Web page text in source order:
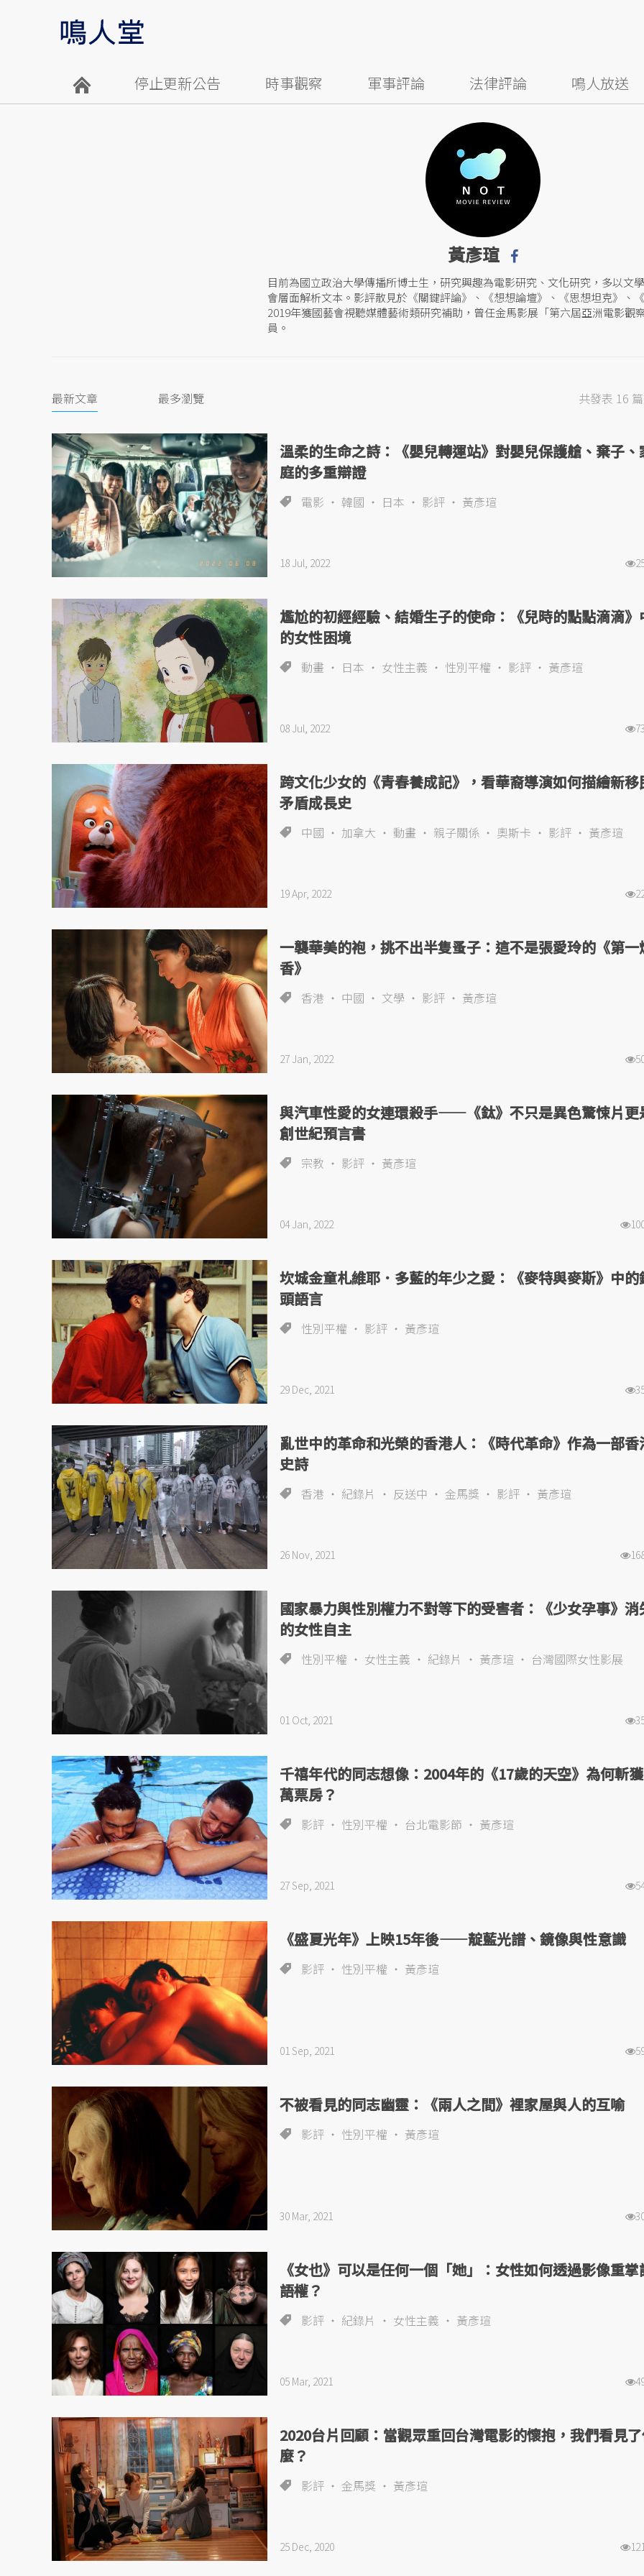
停止更新公告 時事觀察 軍事評論 法律評論 鳴人放送
黃彥瑄
目前為國立政治大學傳播所博士生，研究興趣為電影研究、文化研究，多以文
會層面解析文本。影評散見於《關鍵評論》、《想想論壇》、《思想坦克》、
2019年獲國藝會視聽媒體藝術類研究補助，曾任金馬影展「第六屆亞洲電影觀
員。
共發表 16
最新文章 最多瀏覽
溫柔的生命之詩：《嬰兒轉運站》對嬰兒保護艙、棄子、
庭的多重辯證
電影 韓國 日本 影評 黃彥瑄
18 Jul, 2022
尷尬的初經經驗、結婚生子的使命：《兒時的點點滴滴》
的女性困境
動畫 日本 女性主義 性別平權 影評 黃彥瑄
08 Jul, 2022
跨文化少女的《青春養成記》，看華裔導演如何描繪新移
矛盾成長史
中國 加拿大 動畫 親子關係 奧斯卡 影評 黃彥瑄
19 Apr, 2022
一襲華美的袍，挑不出半隻蚤子：這不是張愛玲的《第一
香》
香港 中國 文學 影評 黃彥瑄
27 Jan, 2022
與汽車性愛的女連環殺手——《鈦》不只是異色驚悚片更
創世紀預言書
宗教 影評 黃彥瑄
04 Jan, 2022
坎城金童札維耶．多藍的年少之愛：《麥特與麥斯》中的
頭語言
性別平權 影評 黃彥瑄
29 Dec, 2021
亂世中的革命和光榮的香港人：《時代革命》作為一部香
史詩
香港 紀錄片 反送中 金馬獎 影評 黃彥瑄
26 Nov, 2021
國家暴力與性別權力不對等下的受害者：《少女孕事》消
的女性自主
性別平權 女性主義 紀錄片 黃彥瑄 台灣國際女性影展
01 Oct, 2021
千禧年代的同志想像：2004年的《17歲的天空》為何斬
萬票房？
影評 性別平權 台北電影節 黃彥瑄
27 Sep, 2021
《盛夏光年》上映15年後——靛藍光譜、鏡像與性意識
影評 性別平權 黃彥瑄
01 Sep, 2021
不被看見的同志幽靈：《兩人之間》裡家屋與人的互喻
影評 性別平權 黃彥瑄
30 Mar, 2021
《女也》可以是任何一個「她」：女性如何透過影像重掌
語權？
影評 紀錄片 女性主義 黃彥瑄
05 Mar, 2021
2020台片回顧：當觀眾重回台灣電影的懷抱，我們看見
麼？
影評 金馬獎 黃彥瑄
25 Dec, 2020